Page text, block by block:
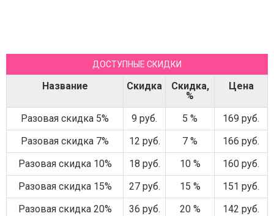
ДОСТУПНЫЕ СКИДКИ
Название Скидка
Скидка,
%
Цена
Разовая скидка 5% 9 руб. 5 %
169 руб.
Разовая скидка 7%
12 руб. 7 %
166 руб.
Разовая скидка 10%
18 руб. 10 %
160 руб.
Разовая скидка 15%
27 руб. 15 %
151 руб.
Разовая скидка 20%
36 руб. 20 %
142 руб.